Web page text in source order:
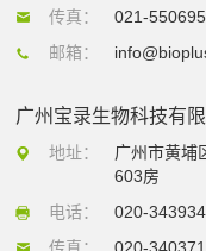
传真：
021-
邮箱：
广州宝录生物科技有
地址：
广州市黄埔
603房
电话：
020-